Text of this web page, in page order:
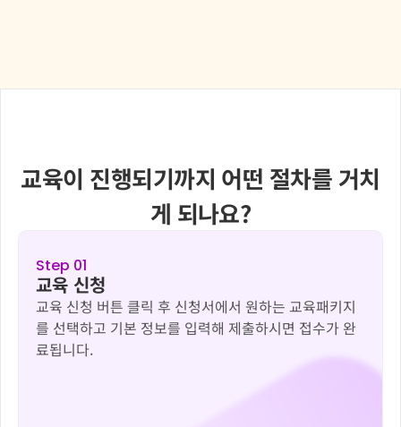
교육이 진행되기까지 어떤 절차를 거치
게 되나요?
Step 01
교육 신청
교육 신청 버튼 클릭 후 신청서에서 원하는 교육패키지
를 선택하고 기본 정보를 입력해 제출하시면 접수가 완
료됩니다.